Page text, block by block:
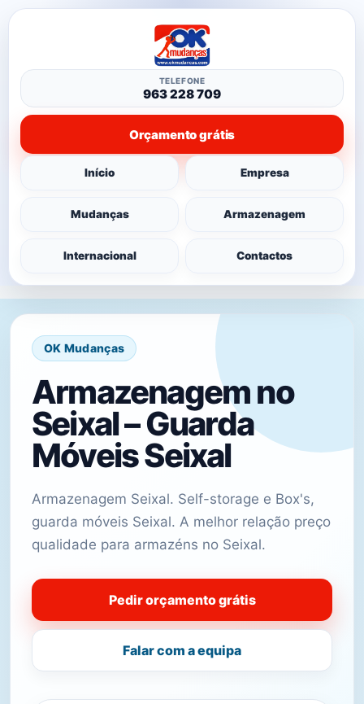
Início Empresa
Mudanças Armazenagem
Internacional Contactos
TELEFONE
963 228 709
Orçamento grátis
OK Mudanças
Armazenagem no
Seixal – Guarda
Móveis Seixal
Armazenagem Seixal. Self-storage e Box's,
guarda móveis Seixal. A melhor relação preço
qualidade para armazéns no Seixal.
Pedir orçamento grátis
Falar com a equipa